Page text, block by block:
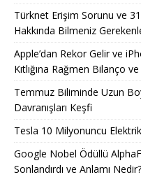
Türknet Erişim Sorunu ve
Hakkında Bilmeniz
Apple’dan Rekor Gelir ve
Kıtlığına Rağmen Bilanço
Temmuz Biliminde Uzun
Davranışları Keşfi
Tesla 10 Milyonuncu
Google Nobel Ödüllü
Sonlandırdı ve Anlamı Nedir?